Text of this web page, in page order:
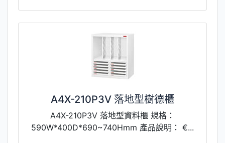
A4X-210P3V 落地型樹德櫃
A4X-210P3V 落地型資料櫃 規格：
590W*400D*690~740Hmm 產品說明： €...